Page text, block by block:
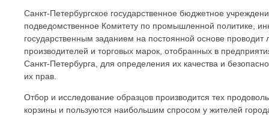
Санкт-Петербургское государственное бюджетное
подведомственное Комитету по промышленной политике,
государственным заданием на постоянной основе
производителей и торговых марок, отобранных в
Санкт-Петербурга, для определения их качества и
их прав.
Отбор и исследование образцов производится тех
корзины и пользуются наибольшим спросом у жителей